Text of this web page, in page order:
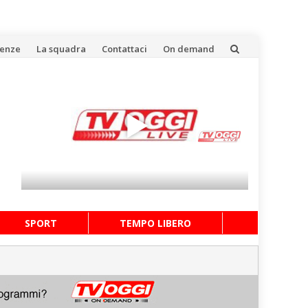
La squadra Contattaci On demand
SPORT TEMPO LIBERO